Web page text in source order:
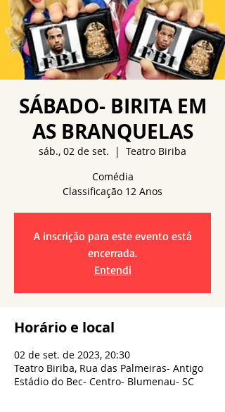
SÁBADO- BIRITA EM
AS BRANQUELAS
sáb., 02 de set.
  |
Teatro Biriba
Comédia
A inscrição para este evento está
encerrada.
Entendi
Horário e local
02 de set. de 2023, 20:30
Teatro Biriba, Rua das Palmeiras- Antigo
Estádio do Bec- Centro- Blumenau- SC